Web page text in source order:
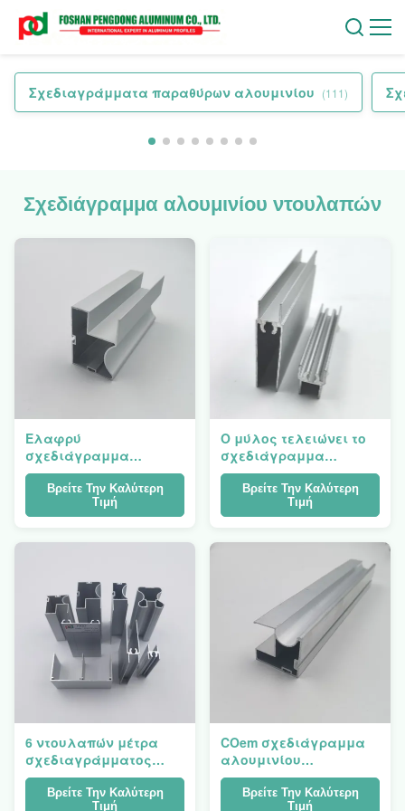
Σχεδιαγράμματα παραθύρων αλουμινίου (111)
Σχεδιάγραμμα αλουμινίου ντουλαπών
Ελαφρύ
σχεδιάγραμμα
αλουμινίου
ντουλαπών για την
πόρτα ντουλαπιών
Βρείτε Την Καλύτερη
Τιμή
Ο μύλος τελειώνει το
σχεδιάγραμμα
αλουμινίου
ντουλαπών T6 T7 T8
για τη συρόμενη πόρτα
Βρείτε Την Καλύτερη
Τιμή
6 ντουλαπών μέτρα
σχεδιαγράμματος
αλουμινίου 6000
σειρές αντίστασης
Βρείτε Την Καλύτερη
Τιμή
COem σχεδιάγραμμα
αλουμινίου
ντουλαπών για την
κάθετη συρόμενη
Βρείτε Την Καλύτερη
Τιμή